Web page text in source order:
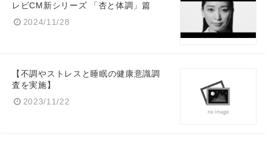
レビCM新シリーズ 「杏と体調」篇
2024/11/28
【不調やストレスと睡眠の健康意識調
査を実施】
2023/11/22